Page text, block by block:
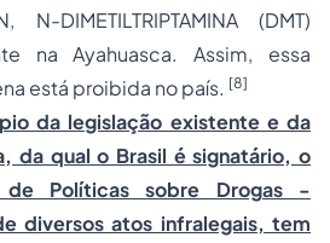
DIMETILTRIPTAMINA (DMT)
na Ayahuasca. Assim, essa
está proibida no país. [8]
da legislação existente e da
da qual o Brasil é signatário, o
de Políticas sobre Drogas -
diversos atos infralegais, tem